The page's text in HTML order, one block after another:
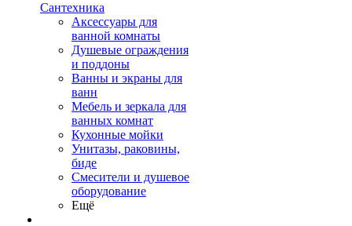
Сантехника
Аксессуары для
ванной комнаты
Душевые ограждения
и поддоны
Ванны и экраны для
ванн
Мебель и зеркала для
ванных комнат
Кухонные мойки
Унитазы, раковины,
биде
Смесители и душевое
оборудование
Ещё